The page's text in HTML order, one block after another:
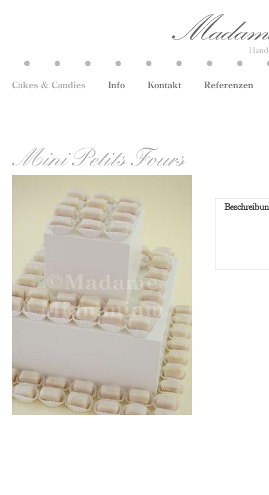
Cakes & Candies Info Kontakt Referenzen
Mini Petits Fours